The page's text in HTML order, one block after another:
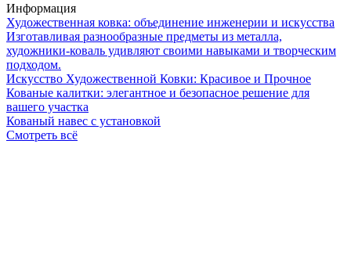
Информация
Художественная ковка: объединение инженерии и искусства
Изготавливая разнообразные предметы из металла,
художники-коваль удивляют своими навыками и творческим
подходом.
Искусство Художественной Ковки: Красивое и Прочное
Кованые калитки: элегантное и безопасное решение для
вашего участка
Кованый навес с установкой
Смотреть всё